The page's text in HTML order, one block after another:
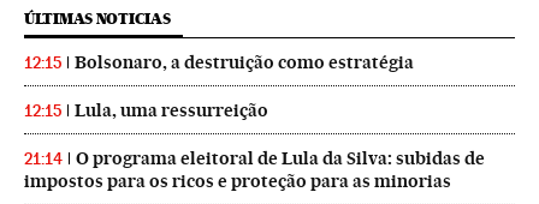
ÚLTIMAS NOTICIAS
12:15 Bolsonaro, a destruição como estratégia
12:15 Lula, uma ressurreição
21:14
O programa eleitoral de Lula da Silva: subidas de
impostos para os ricos e proteção para as minorias